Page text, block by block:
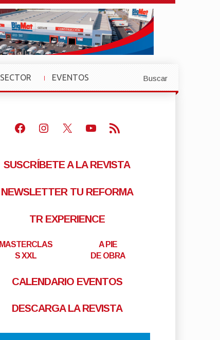
SECTOR
»
EVENTOS
»
Buscar
Facebook
Instagram
X Youtube
Feed RSS
SUSCRÍBETE A LA REVISTA
NEWSLETTER TU REFORMA
TR EXPERIENCE
MASTERCLAS
S XXL
A PIE
DE OBRA
CALENDARIO EVENTOS
DESCARGA LA REVISTA